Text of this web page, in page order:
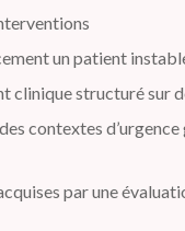
un patient
clinique structuré sur
contextes
par une